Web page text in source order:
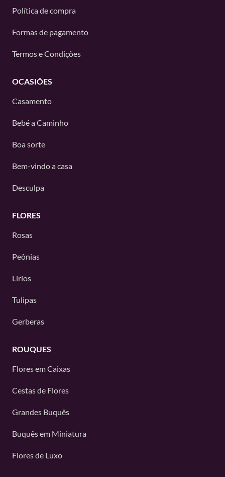
Política de compra
Formas de pagamento
Termos e Condições
OCASIÕES
Casamento
Bebé a Caminho
Boa sorte
Bem-vindo a casa
Desculpa
FLORES
Rosas
Peônias
Lírios
Tulipas
Gerberas
ROUQUES
Flores em Caixas
Cestas de Flores
Grandes Buquês
Buquês em Miniatura
Flores de Luxo